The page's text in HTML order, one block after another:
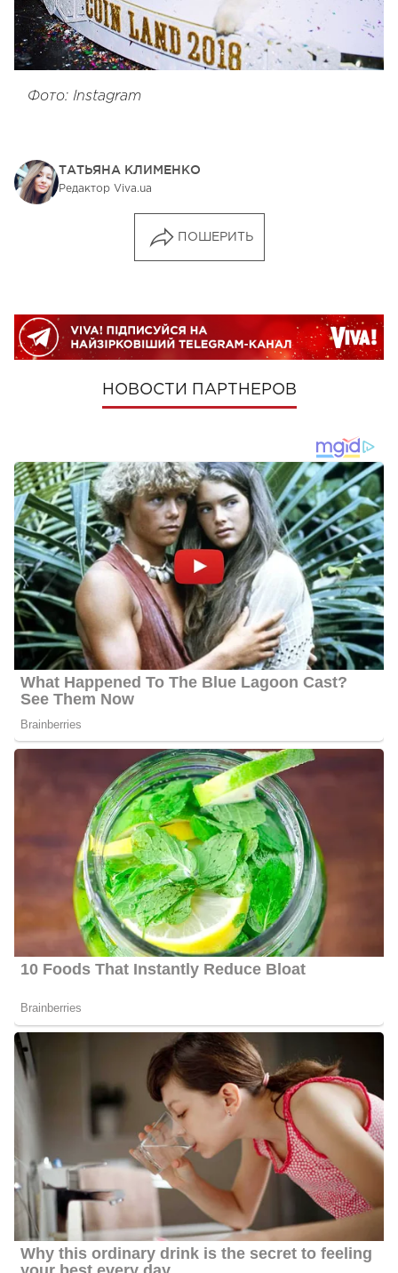
Фото: Instagram
ТАТЬЯНА КЛИМЕНКО
Редактор Viva.ua
ПОШЕРИТЬ
НОВОСТИ ПАРТНЕРОВ